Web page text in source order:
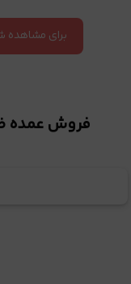
برای مشاهده
فروش عمده